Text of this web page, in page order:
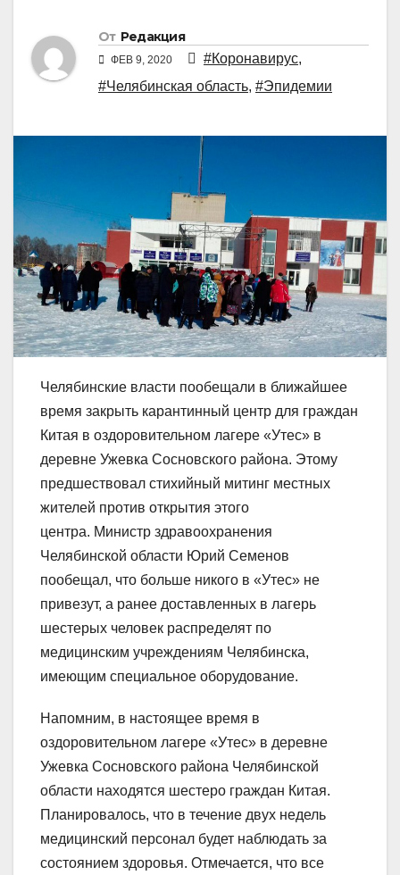
От Редакция
ФЕВ 9, 2020 #Коронавирус,
#Челябинская область, #Эпидемии
Челябинские власти пообещали в ближайшее
время закрыть карантинный центр для граждан
Китая в оздоровительном лагере «Утес» в
деревне Ужевка Сосновского района. Этому
предшествовал стихийный митинг местных
жителей против открытия этого
центра. Министр здравоохранения
Челябинской области Юрий Семенов
пообещал, что больше никого в «Утес» не
привезут, а ранее доставленных в лагерь
шестерых человек распределят по
медицинским учреждениям Челябинска,
имеющим специальное оборудование.
Напомним, в настоящее время в
оздоровительном лагере «Утес» в деревне
Ужевка Сосновского района Челябинской
области находятся шестеро граждан Китая.
Планировалось, что в течение двух недель
медицинский персонал будет наблюдать за
состоянием здоровья. Отмечается, что все